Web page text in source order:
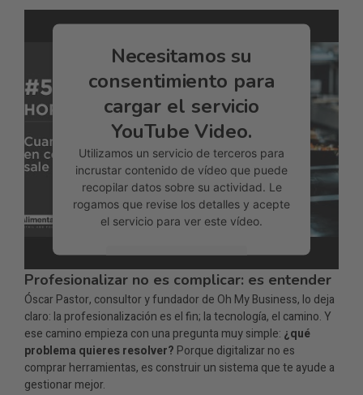
Necesitamos su
consentimiento para
cargar el servicio
YouTube Video.
Utilizamos un servicio de terceros para
incrustar contenido de vídeo que puede
recopilar datos sobre su actividad. Le
rogamos que revise los detalles y acepte
el servicio para ver este vídeo.
Aceptar
powered byUsercentrics Consent
Management Platform
Profesionalizar no es complicar: es entender
Óscar Pastor, consultor y fundador de Oh My Business, lo deja
claro: la profesionalización es el fin; la tecnología, el camino. Y
ese camino empieza con una pregunta muy simple: ¿qué
problema quieres resolver? Porque digitalizar no es
comprar herramientas, es construir un sistema que te ayude a
gestionar mejor.